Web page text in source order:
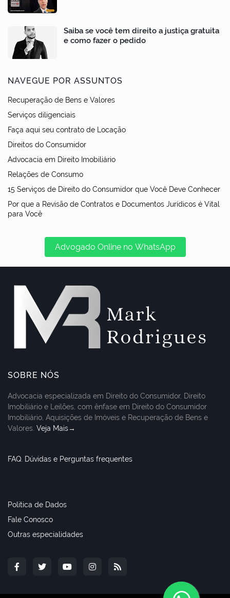
Saiba se você tem direito a justiça gratuita
e como fazer o pedido
NAVEGUE POR ASSUNTOS
Recuperação de Bens e Valores
Serviços diligenciais
Faça aqui seu contrato de Locação
Direitos do Consumidor
Advocacia em Direito Imobiliário
Relações de Consumo
15 Serviços de Direito do Consumidor que Você Deve Conhecer
Por que a Revisão de Contratos e Documentos Jurídicos é Vital
para Você
Advogado Online no WhatsApp
SOBRE NÓS
Advocacia especializada em Direito do Consumidor, Direito
Imobiliário e Leilões, com ênfase em Direito do Consumidor
Imobiliário, Aquisições de Imóveis e Recuperação de Bens e
Valores. Veja Mais→
FAQ. Dúvidas e Perguntas frequentes
Politica de Dados
Fale Conosco
Outras especialidades